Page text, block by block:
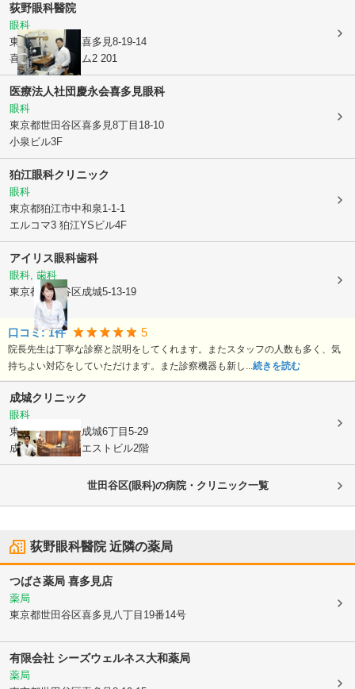
荻野眼科醫院
眼科
東京都世田谷区 喜多見8-19-14
喜多見フォーラム2 201
医療法人社団慶永会喜多見眼科
眼科
東京都世田谷区喜多見8丁目18-10
小泉ビル3F
狛江眼科クリニック
眼科
東京都狛江市中和泉1-1-1
エルコマ3 狛江YSビル4F
アイリス眼科歯科
眼科, 歯科
東京都世田谷区成城5-13-19
口コミ:1件 5
院長先生は丁寧な診察と説明をしてくれます。またスタッフの人数も多く、気
持ちよい対応をしていただけます。また診察機器も新し... 続きを読む
成城クリニック
眼科
東京都世田谷区成城6丁目5-29
成城フルールウエストビル2階
世田谷区(眼科)の病院・クリニック一覧
荻野眼科醫院近隣の薬局
つばさ薬局 喜多見店
薬局
東京都世田谷区喜多見八丁目19番14号
有限会社 シーズウェルネス大和薬局
薬局